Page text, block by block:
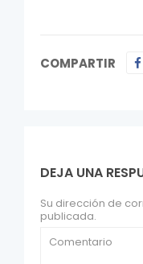
COMPARTIR
DEJA UNA
Su dirección de
publicada.